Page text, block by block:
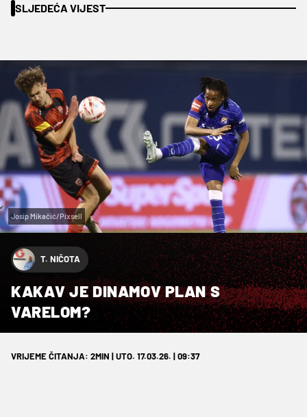
SLJEDEĆA VIJEST
Josip Mikačić/Pixsell
T. NIČOTA
KAKAV JE DINAMOV PLAN S
VARELOM?
VRIJEME ČITANJA: 2MIN | UTO. 17.03.26. | 09:37